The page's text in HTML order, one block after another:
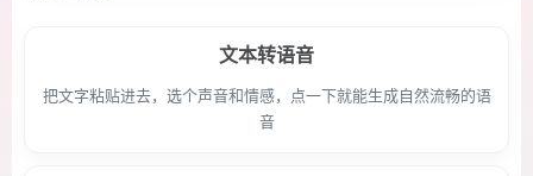
文本转语音
把文字粘贴进去，选个声音和情感，点一下就能生成自然流畅的语
音